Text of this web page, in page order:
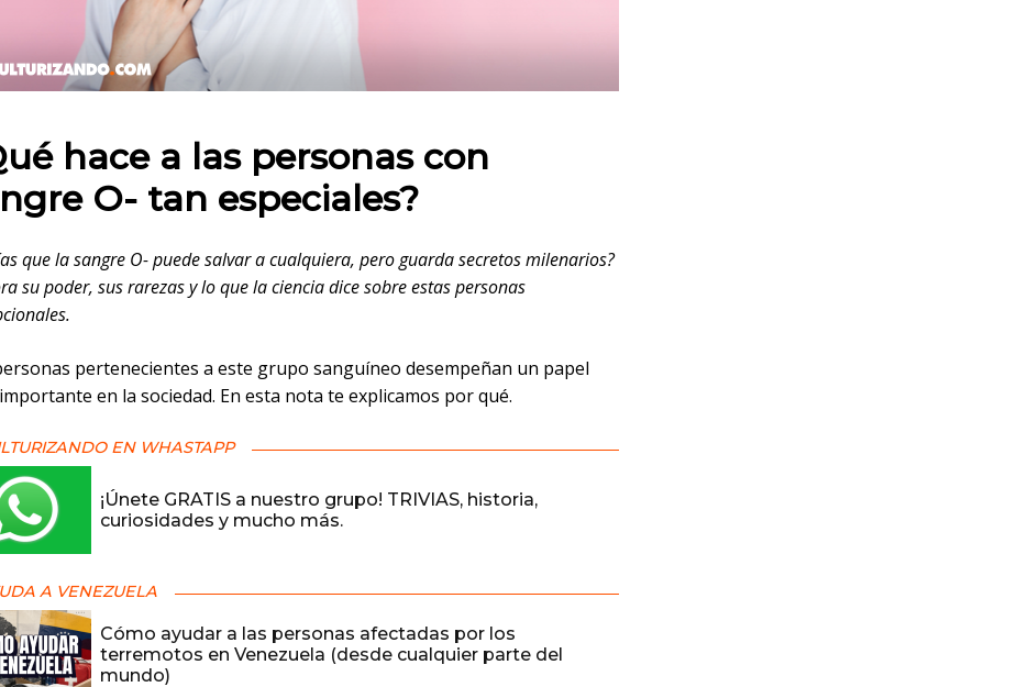
en:
hace a las personas con
O- tan especiales?
que la sangre O- puede salvar a cualquiera, pero guarda secretos milenarios?
su poder, sus rarezas y lo que la ciencia dice sobre estas personas
pertenecientes a este grupo sanguíneo desempeñan un papel
en la sociedad. En esta nota te explicamos por qué.
EN WHASTAPP
¡Únete GRATIS a nuestro grupo! TRIVIAS, historia,
curiosidades y mucho más.
A VENEZUELA
Cómo ayudar a las personas afectadas por los
terremotos en Venezuela (desde cualquier parte del
mundo)